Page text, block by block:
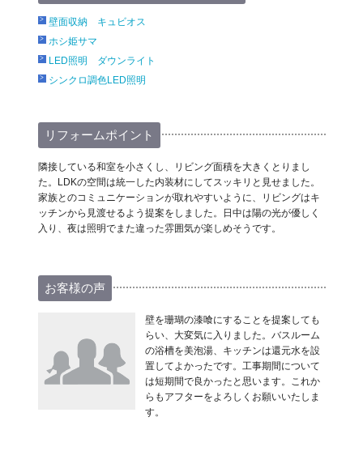
壁面収納 キュビオス
ホシ姫サマ
LED照明 ダウンライト
シンクロ調色LED照明
リフォームポイント
隣接している和室を小さくし、リビング面積を大きくとりまし
た。LDKの空間は統一した内装材にしてスッキリと見せました。
家族とのコミュニケーションが取れやすいように、リビングはキ
ッチンから見渡せるよう提案をしました。日中は陽の光が優しく
入り、夜は照明でまた違った雰囲気が楽しめそうです。
お客様の声
壁を珊瑚の漆喰にすることを提案しても
らい、大変気に入りました。バスルーム
の浴槽を美泡湯、キッチンは還元水を設
置してよかったです。工事期間について
は短期間で良かったと思います。これか
らもアフターをよろしくお願いいたしま
す。